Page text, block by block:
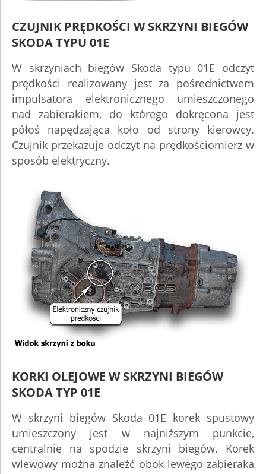
CZUJNIK PRĘDKOŚCI W SKRZYNI BIEGÓW
SKODA TYPU 01E
W skrzyniach biegów Skoda typu 01E odczyt
prędkości realizowany jest za pośrednictwem
impulsatora elektronicznego umieszczonego
nad zabierakiem, do którego dokręcona jest
półoś napędzająca koło od strony kierowcy.
Czujnik przekazuje odczyt na prędkościomierz w
sposób elektryczny.
KORKI OLEJOWE W SKRZYNI BIEGÓW
SKODA TYP 01E
W skrzyni biegów Skoda 01E korek spustowy
umieszczony jest w najniższym punkcie,
centralnie na spodzie skrzyni biegów. Korek
wlewowy można znaleźć obok lewego zabieraka